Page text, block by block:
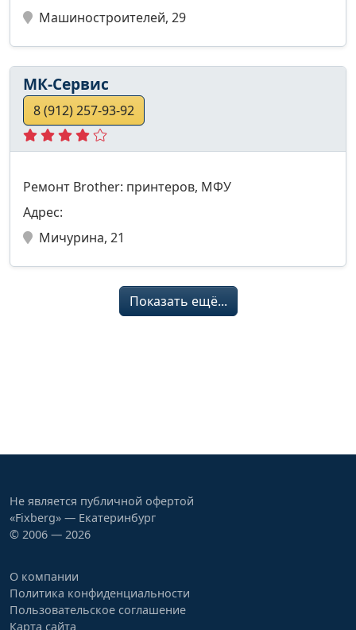
Машиностроителей, 29
МК-Сервис
8 (912) 257-93-92
Ремонт Brother: принтеров, МФУ
Адрес:
Мичурина, 21
Показать ещё...
Не является публичной офертой
«Fixberg» — Екатеринбург
© 2006 — 2026
О компании
Политика конфиденциальности
Пользовательское соглашение
Карта сайта